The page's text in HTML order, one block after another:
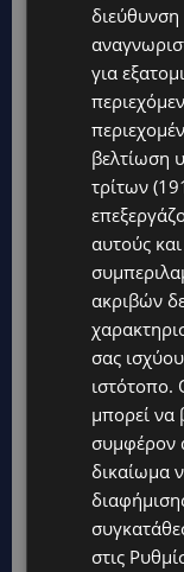
για
βελτίωση
τρίτων
αυτούς
ακριβών
σας
ιστότοπο.
μπορεί να
συμφέρον
δικαίωμα
στις